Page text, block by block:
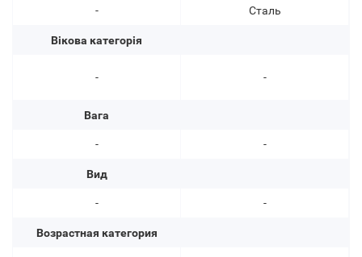
-
Вікова категорія
-
Вага
-
Вид
-
Возрастная категория
Сталь
-
-
-